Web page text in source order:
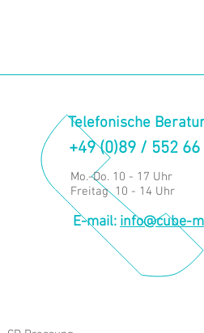
Telefonische
+49 (0)89 / 552 66
Mo.-Do. 10 - 17 Uhr
Freitag 10 - 14 Uhr
E-mail: info@cube-